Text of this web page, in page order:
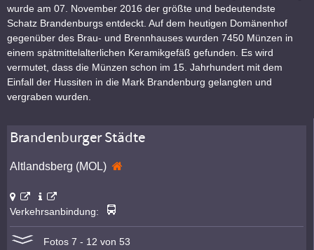
wurde am 07. November 2016 der größte und bedeutendste
Schatz Brandenburgs entdeckt. Auf dem heutigen Domänenhof
gegenüber des Brau- und Brennhauses wurden 7450 Münzen in
einem spätmittelalterlichen Keramikgefäß gefunden. Es wird
vermutet, dass die Münzen schon im 15. Jahrhundert mit dem
Einfall der Hussiten in die Mark Brandenburg gelangten und
vergraben wurden.
Brandenburger Städte
Altlandsberg (MOL)
Verkehrsanbindung:
Fotos 7 - 12 von 53